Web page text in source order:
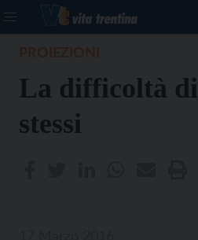
La difficoltà di
stessi